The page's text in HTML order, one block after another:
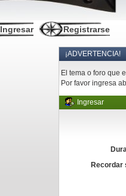
Ingresar Registrarse
¡ADVERTENCIA!
El tema o foro que
Por favor ingresa
Ingresar
Recordar